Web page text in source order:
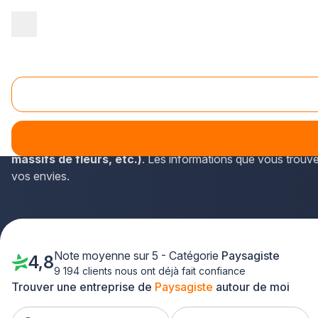
Paysagiste Vaires-sur-Marne (77360)
Les paysagistes comptent parmi les spécialistes en
Les paysagistes du site sont spécialistes en
massifs de fleurs, etc.). Les informations que vous
vos envies.
Trouver une entreprise de Paysagiste autour de moi
4,8Note moyenne sur 5 - Catégorie Paysagiste
9 194 clients nous ont déjà fait confiance